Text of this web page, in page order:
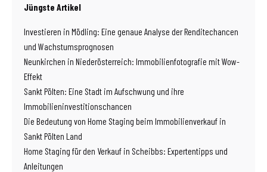
Jüngste Artikel
Investieren in Mödling: Eine genaue Analyse der Renditechancen
und Wachstumsprognosen
Neunkirchen in Niederösterreich: Immobilienfotografie mit Wow-
Effekt
Sankt Pölten: Eine Stadt im Aufschwung und ihre
Immobilieninvestitionschancen
Die Bedeutung von Home Staging beim Immobilienverkauf in
Sankt Pölten Land
Home Staging für den Verkauf in Scheibbs: Expertentipps und
Anleitungen